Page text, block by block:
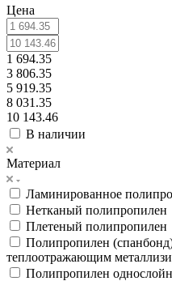
Цена
1 694.35
3 806.35
5 919.35
8 031.35
10 143.46
В наличии
Материал
Ламинированное
Нетканый полипропилен
Плетеный полипропилен
Полипропилен
теплоотражающим
Полипропилен